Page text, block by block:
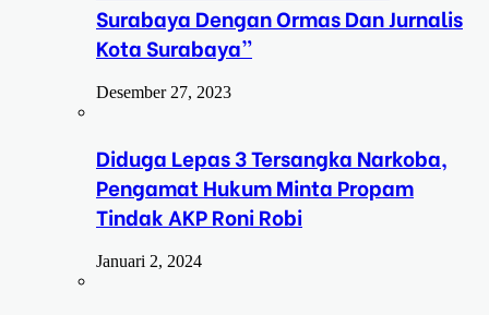
Surabaya Dengan Ormas Dan Jurnalis
Kota Surabaya”
Desember 27, 2023
Diduga Lepas 3 Tersangka Narkoba,
Pengamat Hukum Minta Propam
Tindak AKP Roni Robi
Januari 2, 2024